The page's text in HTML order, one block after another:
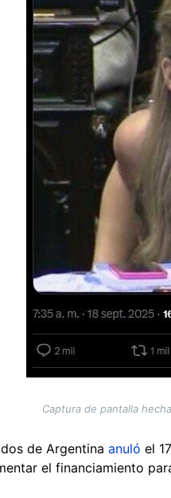
Captura de pantalla
de Argentina anuló el
el financiamiento